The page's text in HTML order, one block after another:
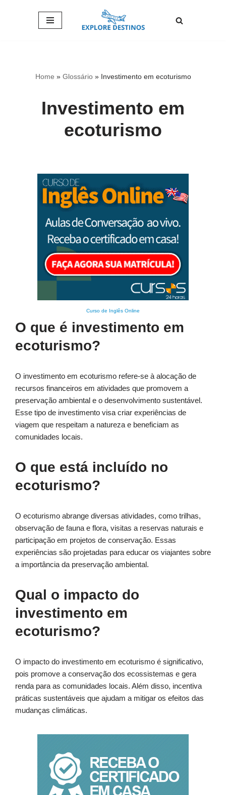
Home » Glossário» Investimento em ecoturismo
Investimento em
ecoturismo
Curso de Inglês Online
O que é investimento em
ecoturismo?
O investimento em ecoturismo refere-se à alocação de
recursos financeiros em atividades que promovem a
preservação ambiental e o desenvolvimento sustentável.
Esse tipo de investimento visa criar experiências de
viagem que respeitam a natureza e beneficiam as
comunidades locais.
O que está incluído no
ecoturismo?
O ecoturismo abrange diversas atividades, como trilhas,
observação de fauna e flora, visitas a reservas naturais e
participação em projetos de conservação. Essas
experiências são projetadas para educar os viajantes sobre
a importância da preservação ambiental.
Qual o impacto do
investimento em
ecoturismo?
O impacto do investimento em ecoturismo é significativo,
pois promove a conservação dos ecossistemas e gera
renda para as comunidades locais. Além disso, incentiva
práticas sustentáveis que ajudam a mitigar os efeitos das
mudanças climáticas.